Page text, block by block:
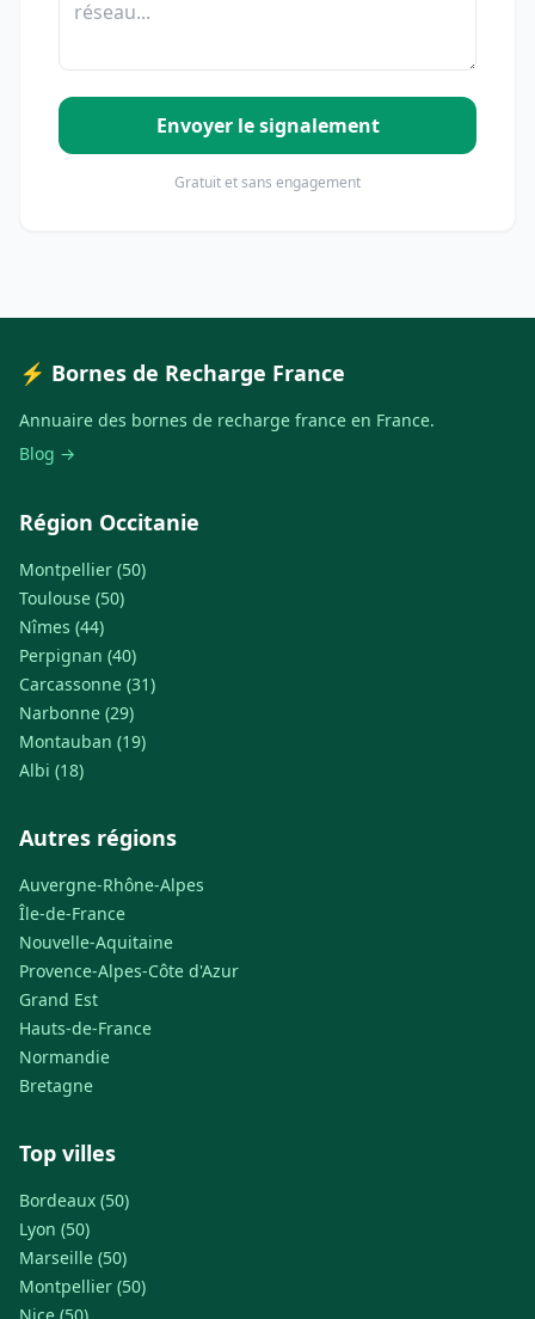
Envoyer le signalement
Gratuit et sans engagement
⚡ Bornes de Recharge France
Annuaire des bornes de recharge france en France.
Blog →
Région Occitanie
Montpellier (50)
Toulouse (50)
Nîmes (44)
Perpignan (40)
Carcassonne (31)
Narbonne (29)
Montauban (19)
Albi (18)
Autres régions
Auvergne-Rhône-Alpes
Île-de-France
Nouvelle-Aquitaine
Provence-Alpes-Côte d'Azur
Grand Est
Hauts-de-France
Normandie
Bretagne
Top villes
Bordeaux (50)
Lyon (50)
Marseille (50)
Montpellier (50)